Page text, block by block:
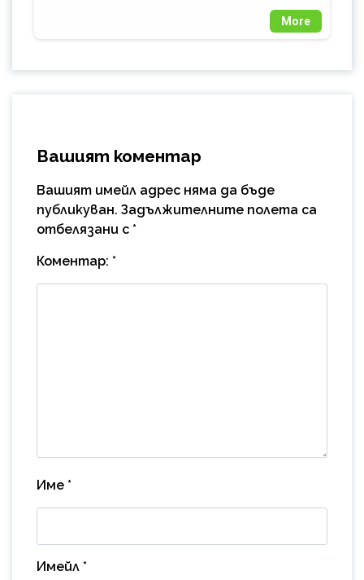
More
Вашият коментар
Вашият имейл адрес няма да бъде
публикуван. Задължителните полета са
отбелязани с *
Коментар: *
Име *
Имейл *